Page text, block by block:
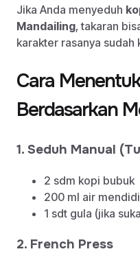
Jika Anda menyeduh
Mandailing, takaran
karakter rasanya sudah
Cara
Berdasarkan
1. Seduh Manual
2 sdm kopi bubuk
200 ml air
1 sdt gula (jika
2. French Press